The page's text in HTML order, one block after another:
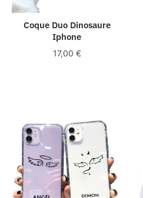
Coque Duo Dinosaure
Iphone
17,00 €